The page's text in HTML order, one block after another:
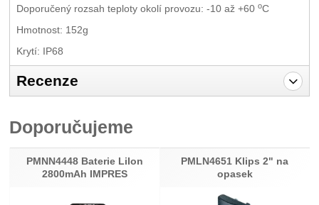
Doporučený rozsah teploty okolí provozu: -10 až +60 oC
Hmotnost: 152g
Krytí: IP68
Recenze
Recenze
Nebyla přidána žádná recenze.
Doporučujeme
PMNN4448 Baterie LiIon
2800mAh IMPRES
PMLN4651 Klips 2" na
opasek